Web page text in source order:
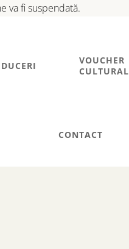
va fi suspendată.
VOUCHER
CULTURAL
CONTACT